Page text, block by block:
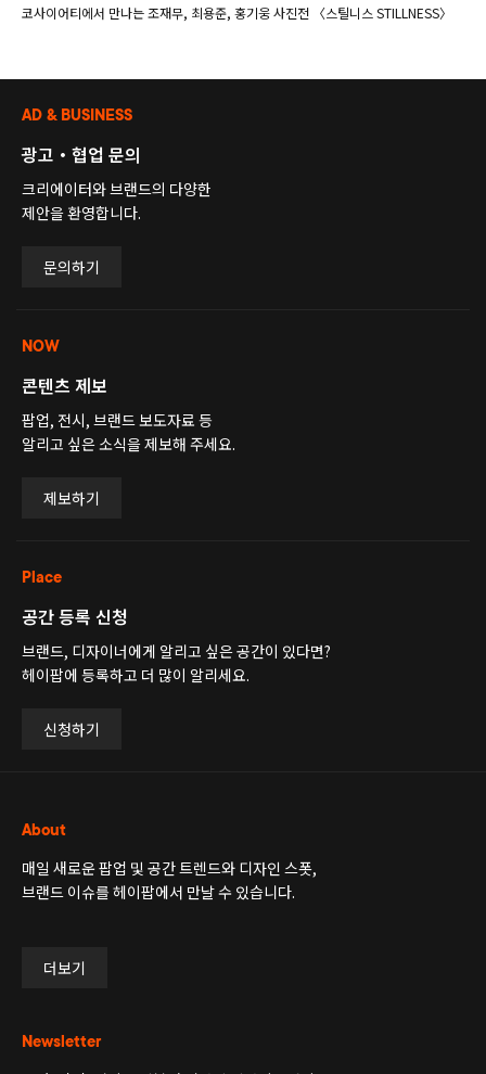
코사이어티에서 만나는 조재무, 최용준, 홍기웅 사진전 〈스틸니스 STILLNESS〉
AD & BUSINESS
광고・협업 문의
크리에이터와 브랜드의 다양한
제안을 환영합니다.
문의하기
NOW
콘텐츠 제보
팝업, 전시, 브랜드 보도자료 등
알리고 싶은 소식을 제보해 주세요.
제보하기
Place
공간 등록 신청
브랜드, 디자이너에게 알리고 싶은 공간이 있다면?
헤이팝에 등록하고 더 많이 알리세요.
신청하기
About
매일 새로운 팝업 및 공간 트렌드와 디자인 스폿,
브랜드 이슈를 헤이팝에서 만날 수 있습니다.
더보기
Newsletter